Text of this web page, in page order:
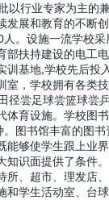
以行业专家为主的
发展和教育的不断
。设施一流学校
部扶持建设的电工
训基地,学校先后投
室，学校拥有各类
径尝足球尝篮球尝
体育设施。学校图
图书馆丰富的图书
能够使学生跟上业
知识面提供了条件
所、超市、理发店
和学生活动室、台